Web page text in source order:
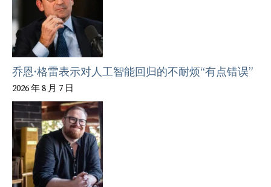
乔恩·格雷表示对人工智能回归的不耐烦“有点错误”
2026 年 8 月 7 日